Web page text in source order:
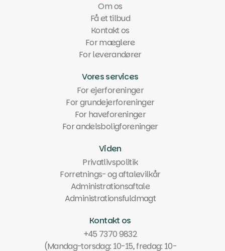
Om os
Få et tilbud
Kontakt os
For mæglere
For leverandører
Vores services
For ejerforeninger
For grundejerforeninger
For haveforeninger
For andelsboligforeninger
Viden
Privatlivspolitik
Forretnings- og aftalevilkår
Administrationsaftale
Administrationsfuldmagt
Kontakt os
+45 7370 9832
(Mandag-torsdag: 10-15, fredag: 10-